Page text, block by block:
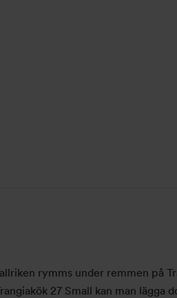
rymms under remmen på
27 Small kan man lägga